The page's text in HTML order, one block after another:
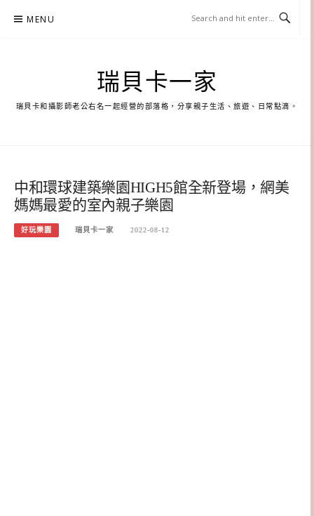
MENU
瑞貝卡一家
瑞貝卡和攝影師老公右名一起經營的部落格，分享親子生活、旅遊、日常點滴。
中和環球建築樂園HIGH5館全新登場，網美
媽媽最愛的室內親子樂園
好玩樂園 瑞貝卡一家 2022-08-12